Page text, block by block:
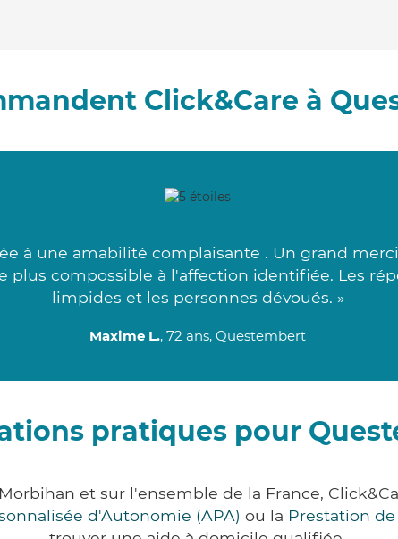
Click&Care à
à une amabilité complaisante . Un grand
compossible à l'affection identifiée. Les
limpides et les personnes dévoués. »
Maxime L., 72 ans, Questembert
pratiques pour
et sur l'ensemble de la France,
d'Autonomie (APA) ou la Prestation